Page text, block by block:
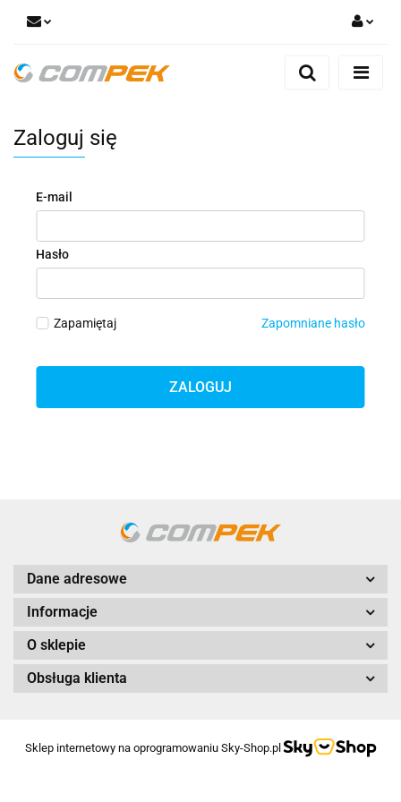
Zaloguj się
Zaloguj się
E-mail
Hasło
Zapamiętaj Zapomniane hasło
ZALOGUJ
Dane adresowe
Informacje
O sklepie
Obsługa klienta
Sklep internetowy na oprogramowaniu Sky-Shop.pl